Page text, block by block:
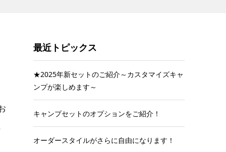
最近トピックス
★2025年新セットのご紹介～カスタマイズキャ
ンプが楽しめます～
キャンプセットのオプションをご紹介！
オーダースタイルがさらに自由になります！